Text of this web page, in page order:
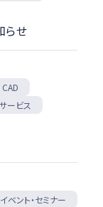
らせ
CAD
ービス
イベント・セミナー